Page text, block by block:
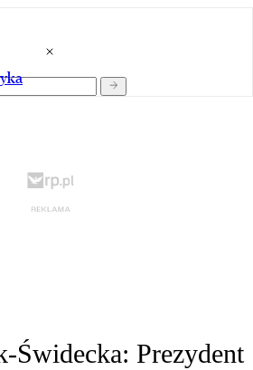
Świdecka: Prezydent